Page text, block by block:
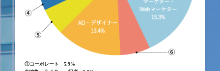
①コーポレート 5.9%